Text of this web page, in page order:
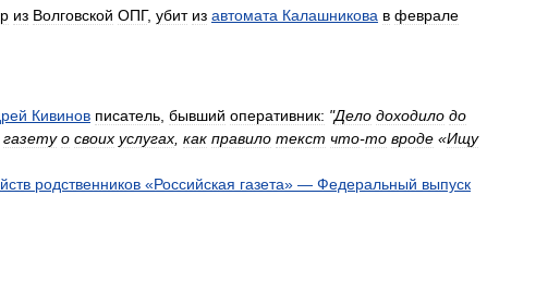
из Волговской ОПГ, убит из автомата Калашникова в феврале
Кивинов писатель бывший оперативник: "Дело доходило до
газету о своих услугах как правило текст что-то вроде «Ищу
родственников «Российская газета» — Федеральный выпуск